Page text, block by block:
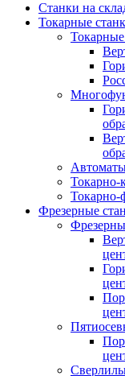
Станки на
Токарные
Токарно-
Токарно-
Фрезерные